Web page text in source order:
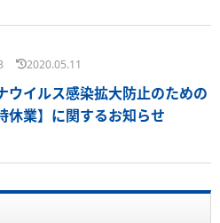
2020.05.11
ウイルス感染拡大防止のための
休業】に関するお知らせ